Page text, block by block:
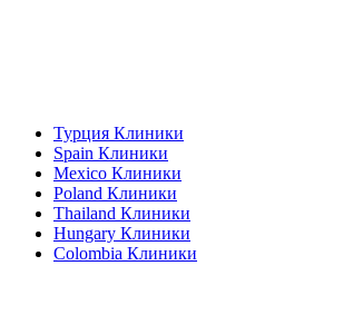
Турция Клиники
Spain Клиники
Mexico Клиники
Poland Клиники
Thailand Клиники
Hungary Клиники
Colombia Клиники